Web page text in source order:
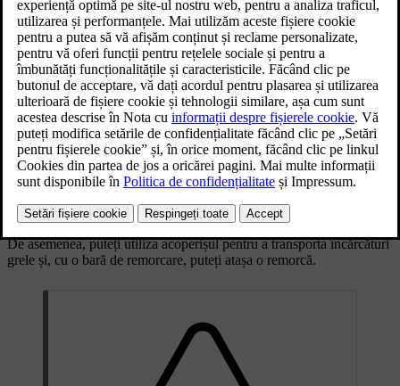
Habitaclul și portbagajul mașinii dvs. au mai multe zone pentru
depozitarea în siguranță a obiectelor de diferite forme și dimensiuni.
Portbagajul poate fi extins pentru a crea mai mult spațiu pentru
încărcături mai mari.
De asemenea, puteți utiliza acoperișul pentru a transporta încărcături
grele și, cu o bară de remorcare, puteți atașa o remorcă.